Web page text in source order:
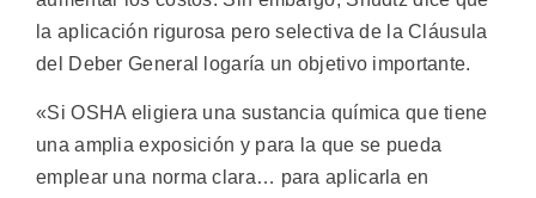
la aplicación rigurosa pero selectiva de la Cláusula
del Deber General logaría un objetivo importante.
«Si OSHA eligiera una sustancia química que tiene
una amplia exposición y para la que se pueda
emplear una norma clara… para aplicarla en